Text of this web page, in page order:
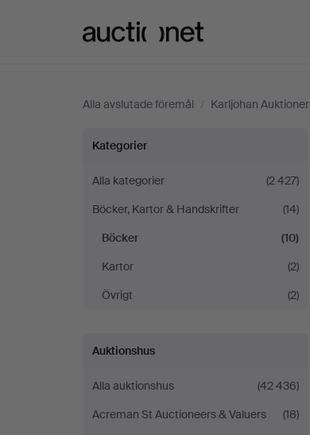
Alla avslutade föremål / Karljohan Auktioner
Böcker
på
Karljohan
Auktioner
Kategorier
Alla kategorier
(2 427)
Böcker, Kartor & Handskrifter
(14)
Böcker
(10)
Kartor
(2)
Övrigt
(2)
Auktionshus
Alla auktionshus
(42 436)
Acreman St Auctioneers & Valuers
(18)